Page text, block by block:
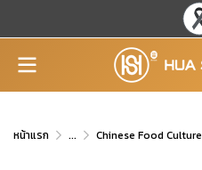
หน้าแรก ... Chinese Food Culture